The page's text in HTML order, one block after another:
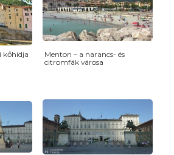
kőhídja
Menton – a narancs- és
citromfák városa